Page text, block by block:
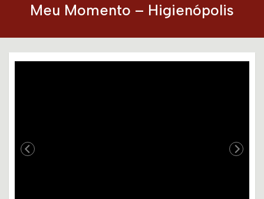
Meu Momento – Higienópolis